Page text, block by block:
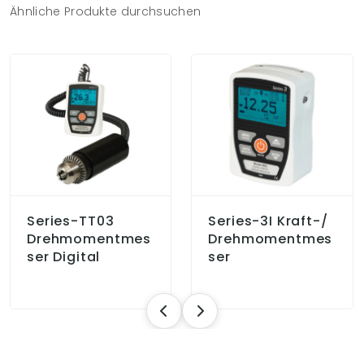
Ähnliche Produkte durchsuchen
Series-TT03
Drehmomentmes
Ser Digital
Series-3I Kraft-/
Drehmomentmes
Ser